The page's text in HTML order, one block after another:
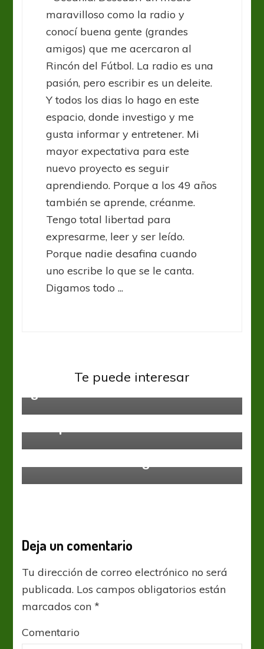
maravilloso como la radio y
conocí buena gente (grandes
amigos) que me acercaron al
Rincón del Fútbol. La radio es una
pasión, pero escribir es un deleite.
Y todos los dias lo hago en este
espacio, donde investigo y me
gusta informar y entretener. Mi
mayor expectativa para este
nuevo proyecto es seguir
aprendiendo. Porque a los 49 años
también se aprende, créanme.
Tengo total libertad para
expresarme, leer y ser leído.
Porque nadie desafina cuando
uno escribe lo que se le canta.
Digamos todo ...
Te puede interesar
UCL: Messi iluminó París con un
Deja un comentario
Tu dirección de correo electrónico no será
publicada. Los campos obligatorios están
marcados con*
Comentario